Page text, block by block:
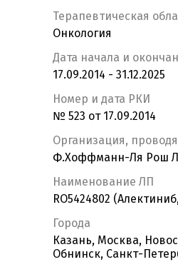
Терапевтическая
Онкология
Дата начала и
17.09.2014 - 31.12.2025
Номер и дата РКИ
№ 523 от 17.09.2014
Организация,
Ф.Хоффманн-Ля Рош
Наименование ЛП
RO5424802
Города
Казань, Москва,
Обнинск, Санкт-